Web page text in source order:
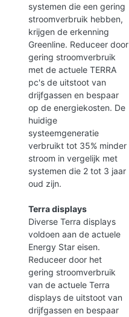
systemen die een gering
stroomverbruik hebben,
krijgen de erkenning
Greenline. Reduceer door
gering stroomverbruik
met de actuele TERRA
pc's de uitstoot van
drijfgassen en bespaar
op de energiekosten. De
huidige
systeemgeneratie
verbruikt tot 35% minder
stroom in vergelijk met
systemen die 2 tot 3 jaar
oud zijn.
Terra displays
Diverse Terra displays
voldoen aan de actuele
Energy Star eisen.
Reduceer door het
gering stroomverbruik
van de actuele Terra
displays de uitstoot van
drijfgassen en bespaar